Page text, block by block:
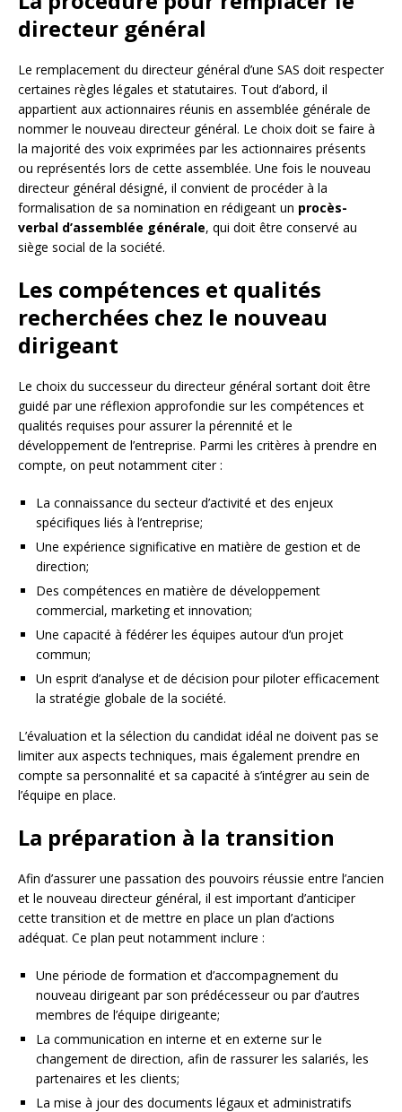
directeur général
Le remplacement du directeur général d’une SAS doit respecter
certaines règles légales et statutaires. Tout d’abord, il
appartient aux actionnaires réunis en assemblée générale de
nommer le nouveau directeur général. Le choix doit se faire à
la majorité des voix exprimées par les actionnaires présents
ou représentés lors de cette assemblée. Une fois le nouveau
directeur général désigné, il convient de procéder à la
formalisation de sa nomination en rédigeant un procès-
verbal d’assemblée générale, qui doit être conservé au
siège social de la société.
Les compétences et qualités
recherchées chez le nouveau
dirigeant
Le choix du successeur du directeur général sortant doit être
guidé par une réflexion approfondie sur les compétences et
qualités requises pour assurer la pérennité et le
développement de l’entreprise. Parmi les critères à prendre en
compte, on peut notamment citer :
La connaissance du secteur d’activité et des enjeux
spécifiques liés à l’entreprise;
Une expérience significative en matière de gestion et de
direction;
Des compétences en matière de développement
commercial, marketing et innovation;
Une capacité à fédérer les équipes autour d’un projet
commun;
Un esprit d’analyse et de décision pour piloter efficacement
la stratégie globale de la société.
L’évaluation et la sélection du candidat idéal ne doivent pas se
limiter aux aspects techniques, mais également prendre en
compte sa personnalité et sa capacité à s’intégrer au sein de
l’équipe en place.
La préparation à la transition
Afin d’assurer une passation des pouvoirs réussie entre l’ancien
et le nouveau directeur général, il est important d’anticiper
cette transition et de mettre en place un plan d’actions
adéquat. Ce plan peut notamment inclure :
Une période de formation et d’accompagnement du
nouveau dirigeant par son prédécesseur ou par d’autres
membres de l’équipe dirigeante;
La communication en interne et en externe sur le
changement de direction, afin de rassurer les salariés, les
partenaires et les clients;
La mise à jour des documents légaux et administratifs